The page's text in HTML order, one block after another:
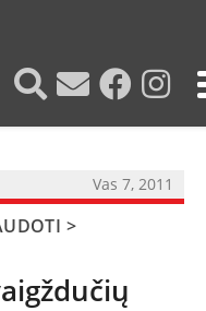
Vas 7, 2011
>